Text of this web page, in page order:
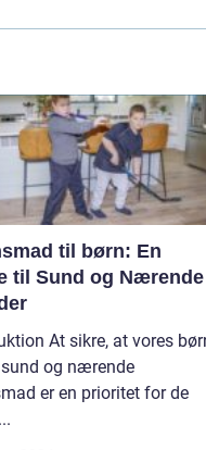
til børn: En
til Sund og Nærende
At sikre, at vores
og nærende
er en prioritet for de